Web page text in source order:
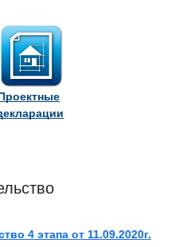
4 этапа от 11.09.2020г.